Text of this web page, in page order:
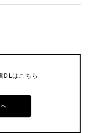
DLはこちら
へ